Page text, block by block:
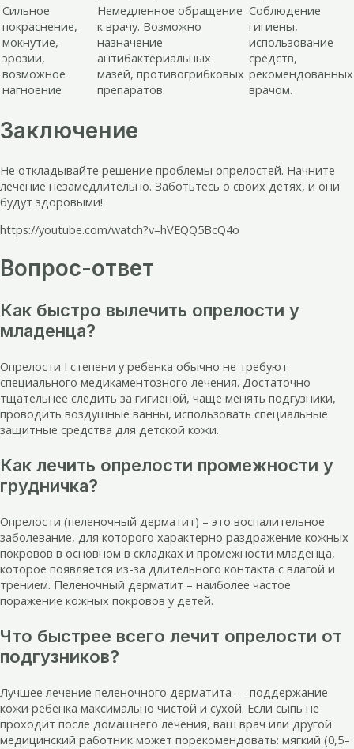
Сильное
покраснение,
мокнутие,
эрозии,
возможное
нагноение
Немедленное обращение
к врачу. Возможно
назначение
антибактериальных
мазей, противогрибковых
препаратов.
Соблюдение
гигиены,
использование
средств,
рекомендованных
врачом.
Заключение
Не откладывайте решение проблемы опрелостей. Начните
лечение незамедлительно. Заботьтесь о своих детях, и они
будут здоровыми!
https://youtube.com/watch?v=hVEQQ5BcQ4o
Вопрос-ответ
Как быстро вылечить опрелости у
младенца?
Опрелости I степени у ребенка обычно не требуют
специального медикаментозного лечения. Достаточно
тщательнее следить за гигиеной, чаще менять подгузники,
проводить воздушные ванны, использовать специальные
защитные средства для детской кожи.
Как лечить опрелости промежности у
грудничка?
Опрелости (пеленочный дерматит) – это воспалительное
заболевание, для которого характерно раздражение кожных
покровов в основном в складках и промежности младенца,
которое появляется из-за длительного контакта с влагой и
трением. Пеленочный дерматит – наиболее частое
поражение кожных покровов у детей.
Что быстрее всего лечит опрелости от
подгузников?
Лучшее лечение пеленочного дерматита — поддержание
кожи ребёнка максимально чистой и сухой. Если сыпь не
проходит после домашнего лечения, ваш врач или другой
медицинский работник может порекомендовать: мягкий (0,5–